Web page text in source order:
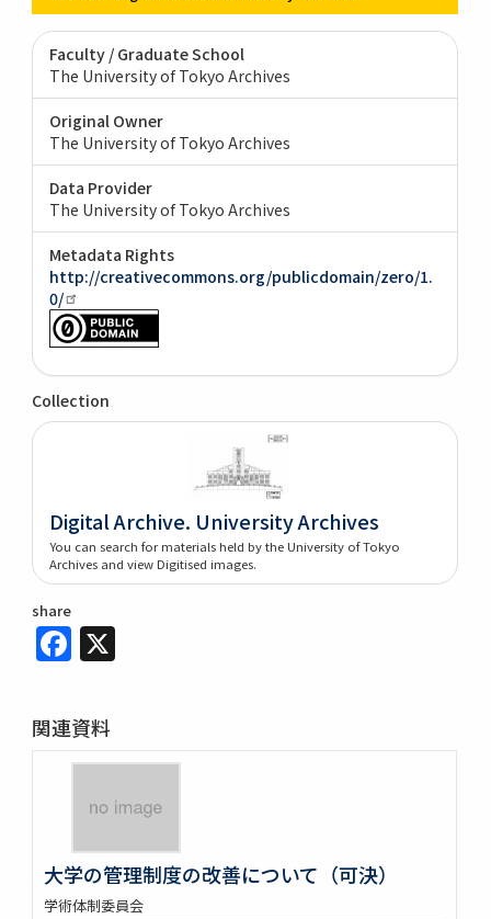
Faculty / Graduate School
The University of Tokyo Archives
Original Owner
The University of Tokyo Archives
Data Provider
The University of Tokyo Archives
Metadata Rights
http://creativecommons.org/publicdomain/zero/1.
0/
Collection
Digital Archive. University Archives
You can search for materials held by the University of Tokyo
Archives and view Digitised images.
share
Facebook
関連資料
大学の管理制度の改善について（可決）
学術体制委員会